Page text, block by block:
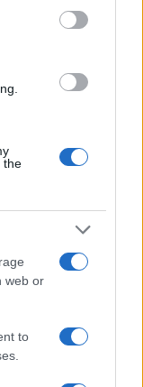
the
web or
to
Gallura per
paura tra Olbia e